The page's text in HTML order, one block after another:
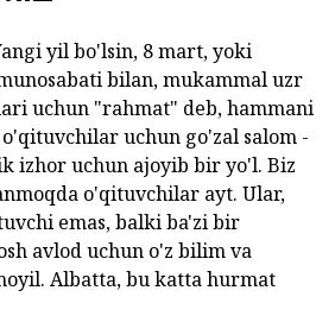
yil bo'lsin, 8 mart, yoki
bilan, mukammal uzr
uchun "rahmat" deb, hammani
uchun go'zal salom -
izhor uchun ajoyib bir yo'l. Biz
o'qituvchilar ayt. Ular,
emas, balki ba'zi bir
avlod uchun o'z bilim va
Albatta, bu katta hurmat